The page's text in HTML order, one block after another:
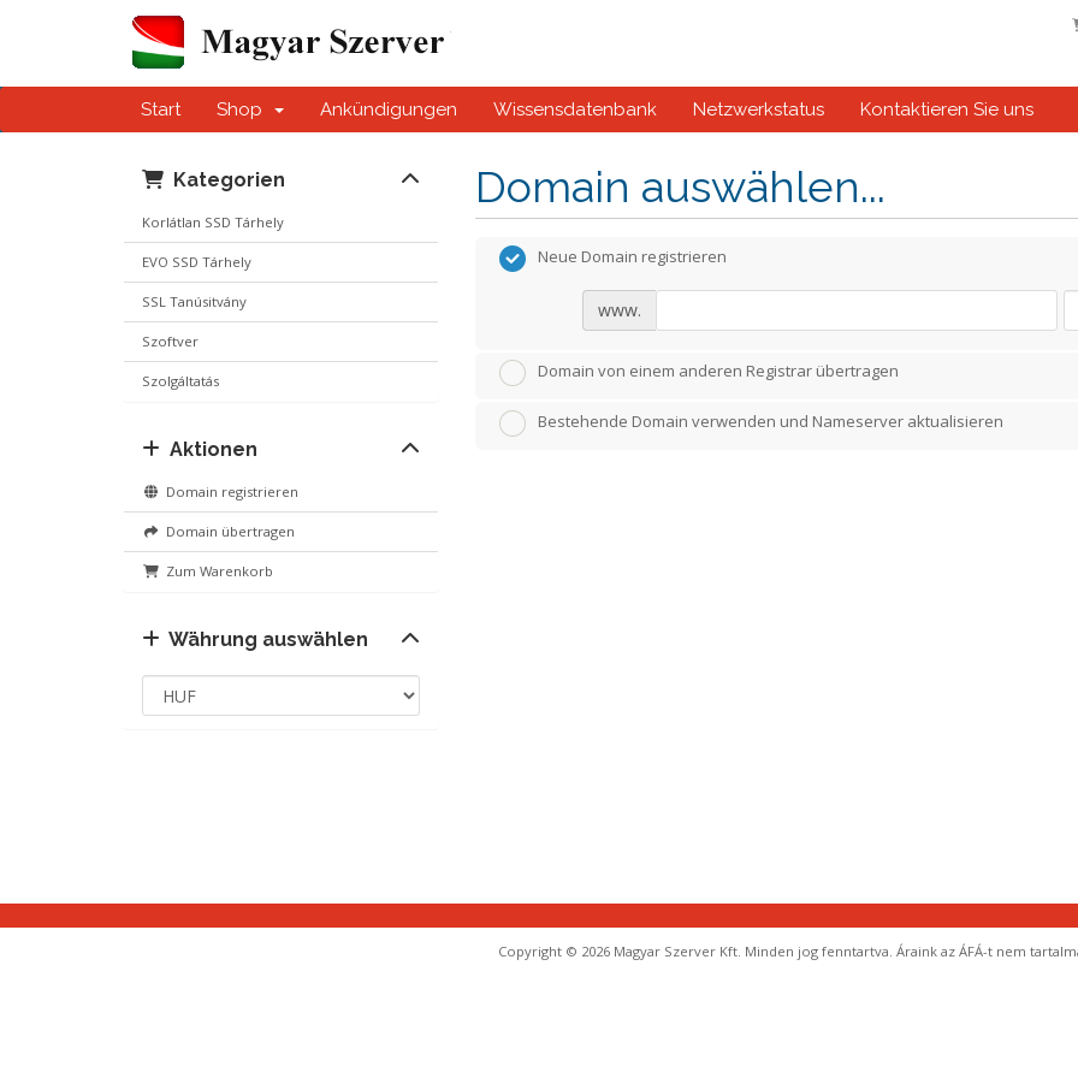
Start Shop Ankündigungen Wissensdatenbank Netzwerkstatus Kontaktieren Sie uns
Kategorien
Korlátlan SSD Tárhely
EVO SSD Tárhely
SSL Tanúsitvány
Szoftver
Szolgáltatás
Aktionen
Domain registrieren
Domain übertragen
Zum Warenkorb
Währung auswählen
Domain auswählen...
Neue Domain registrieren
www.
Domain von einem anderen Registrar übertragen
Bestehende Domain verwenden und Nameserver aktualisieren
Copyright © 2026 Magyar Szerver Kft. Minden jog fenntartva. Áraink az ÁFÁ-t nem